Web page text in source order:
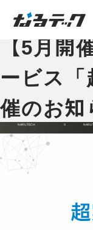
【5月開
ービス
催のお知
0